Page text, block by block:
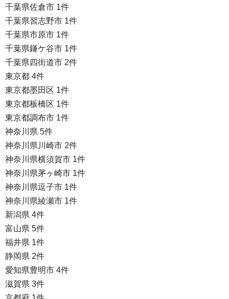
千葉県佐倉市 1件
千葉県習志野市 1件
千葉県市原市 1件
千葉県鎌ケ谷市 1件
千葉県四街道市 2件
東京都 4件
東京都墨田区 1件
東京都板橋区 1件
東京都調布市 1件
神奈川県 5件
神奈川県川崎市 2件
神奈川県横須賀市 1件
神奈川県茅ヶ崎市 1件
神奈川県逗子市 1件
神奈川県綾瀬市 1件
新潟県 4件
富山県 5件
福井県 1件
静岡県 2件
愛知県豊明市 4件
滋賀県 3件